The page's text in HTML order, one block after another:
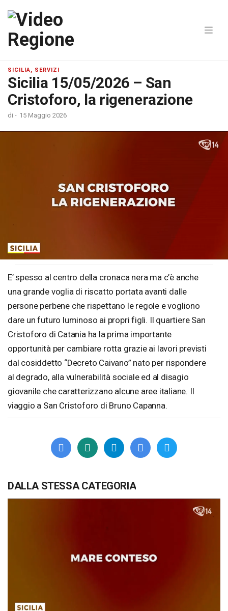
SICILIA, SERVIZI
Sicilia 15/05/2026 – San
Cristoforo, la rigenerazione
di - 15 Maggio 2026
E’ spesso al centro della cronaca nera ma c’è anche
una grande voglia di riscatto portata avanti dalle
persone perbene che rispettano le regole e vogliono
dare un futuro luminoso ai propri figli. Il quartiere San
Cristoforo di Catania ha la prima importante
opportunità per cambiare rotta grazie ai lavori previsti
dal cosiddetto “Decreto Caivano” nato per rispondere
al degrado, alla vulnerabilità sociale ed al disagio
giovanile che caratterizzano alcune aree italiane. Il
viaggio a San Cristoforo di Bruno Capanna.
DALLA STESSA CATEGORIA